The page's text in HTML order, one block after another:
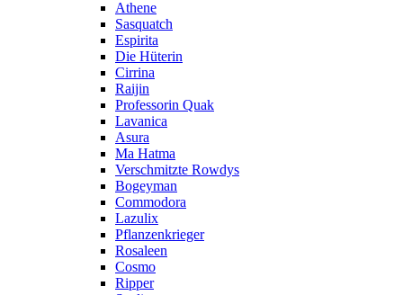
Athene
Sasquatch
Espirita
Die Hüterin
Cirrina
Raijin
Professorin Quak
Lavanica
Asura
Ma Hatma
Verschmitzte Rowdys
Bogeyman
Commodora
Lazulix
Pflanzenkrieger
Rosaleen
Cosmo
Ripper